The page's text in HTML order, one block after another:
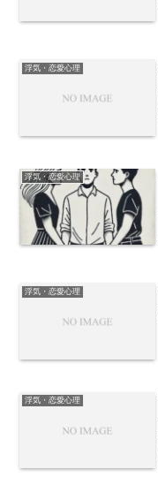
浮気・恋愛心理
浮気・恋愛心理
浮気・恋愛心理
浮気・恋愛心理